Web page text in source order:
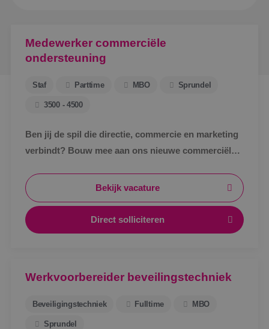
Medewerker commerciële
ondersteuning
Staf Parttime MBO Sprundel
3500 - 4500
Ben jij de spil die directie, commercie en marketing
verbindt? Bouw mee aan ons nieuwe commerciële
BINK.&nbsp;
Bekijk vacature
Direct solliciteren
Werkvoorbereider beveilingstechniek
Beveiligingstechniek Fulltime MBO
Sprundel